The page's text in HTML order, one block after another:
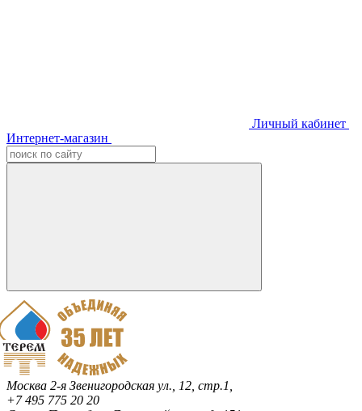
Личный кабинет
Интернет-магазин
Москва 2-я Звенигородская ул., 12, стр.1,
+7 495 775 20 20